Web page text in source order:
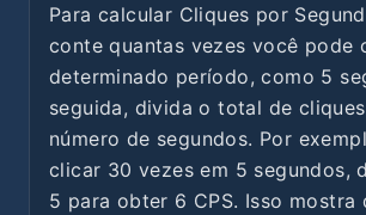
Para calcular Cliques por
conte quantas vezes você pode
determinado período, como 5
seguida, divida o total de
número de segundos. Por
clicar 30 vezes em 5 segundos,
5 para obter 6 CPS. Isso mostra